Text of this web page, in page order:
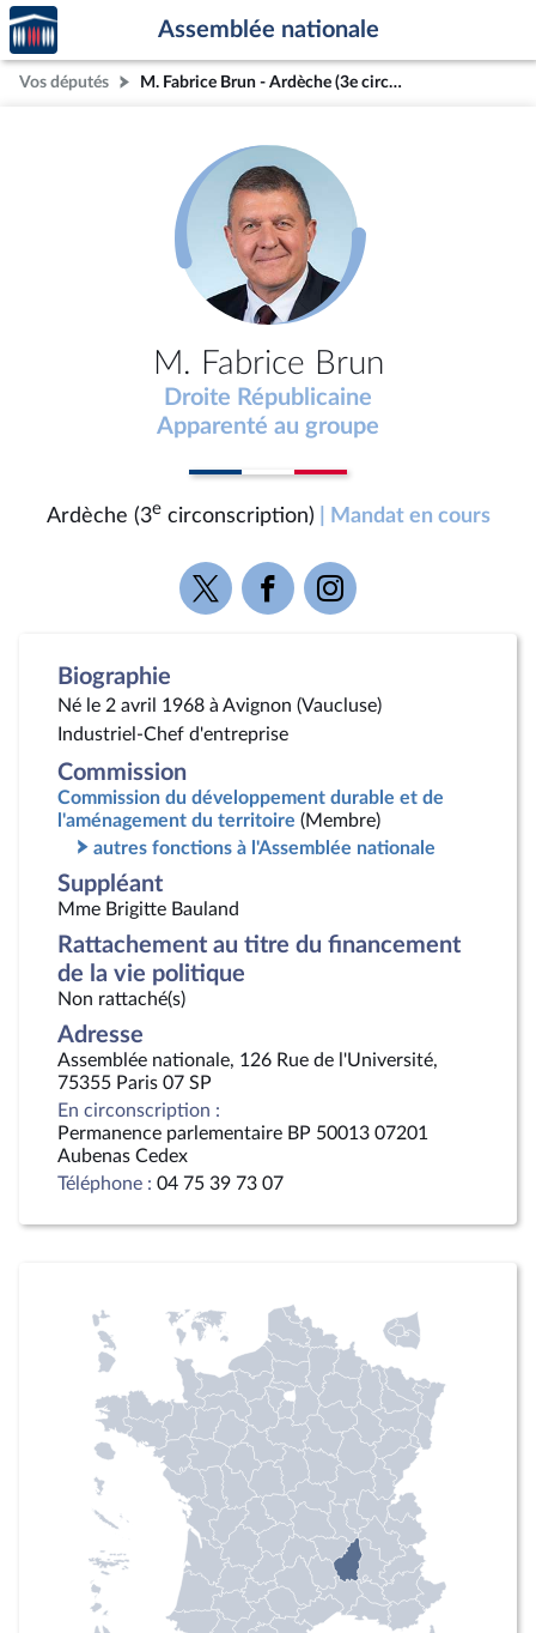
Aller au contenu
Aller en bas de la page
Accèder
à la
page
d'accueil
Assemblée nationale
Vos députés M. Fabrice Brun - Ardèche (3e circonscription)
M. Fabrice Brun
Droite Républicaine
Apparenté au groupe
Ardèche (3ecirconscription) | Mandat en cours
Voir
la
Voir
la
Voir
la
Biographie
Né le 2 avril 1968 à Avignon (Vaucluse)
Industriel-Chef d'entreprise
Commission
Commission du développement durable et de
l'aménagement du territoire (Membre)
autres fonctions à l'Assemblée nationale
Suppléant
Mme Brigitte Bauland
Rattachement au titre du financement
de la vie politique
Non rattaché(s)
Adresse
Assemblée nationale, 126 Rue de l'Université,
75355 Paris 07 SP
En circonscription :
Permanence parlementaire BP 50013 07201
Aubenas Cedex
Téléphone : 04 75 39 73 07